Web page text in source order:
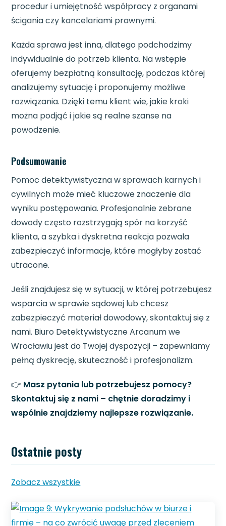
procedur i umiejętność współpracy z organami
ścigania czy kancelariami prawnymi.
Każda sprawa jest inna, dlatego podchodzimy
indywidualnie do potrzeb klienta. Na wstępie
oferujemy bezpłatną konsultację, podczas której
analizujemy sytuację i proponujemy możliwe
rozwiązania. Dzięki temu klient wie, jakie kroki
można podjąć i jakie są realne szanse na
powodzenie.
Podsumowanie
Pomoc detektywistyczna w sprawach karnych i
cywilnych może mieć kluczowe znaczenie dla
wyniku postępowania. Profesjonalnie zebrane
dowody często rozstrzygają spór na korzyść
klienta, a szybka i dyskretna reakcja pozwala
zabezpieczyć informacje, które mogłyby zostać
utracone.
Jeśli znajdujesz się w sytuacji, w której potrzebujesz
wsparcia w sprawie sądowej lub chcesz
zabezpieczyć materiał dowodowy, skontaktuj się z
nami. Biuro Detektywistyczne Arcanum we
Wrocławiu jest do Twojej dyspozycji – zapewniamy
pełną dyskrecję, skuteczność i profesjonalizm.
👉 Masz pytania lub potrzebujesz pomocy?
Skontaktuj się z nami – chętnie doradzimy i
wspólnie znajdziemy najlepsze rozwiązanie.
Ostatnie posty
Zobacz wszystkie